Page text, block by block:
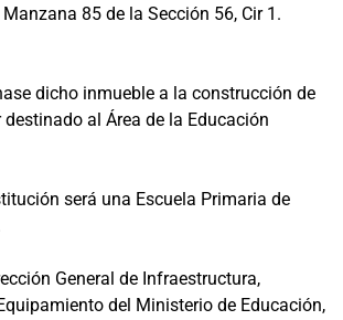
85 de la Sección 56, Cir 1.
dicho inmueble a la construcción de
al Área de la Educación
será una Escuela Primaria de
General de Infraestructura,
del Ministerio de Educación,